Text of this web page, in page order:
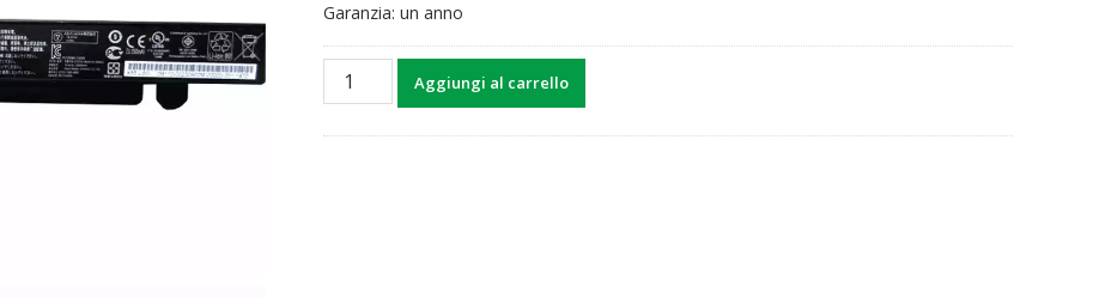
Garanzia: un anno
Batteria
Aggiungi al carrello